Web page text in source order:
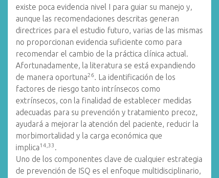
existe poca evidencia nivel I para guiar su manejo y,
aunque las recomendaciones descritas generan
directrices para el estudio futuro, varias de las mismas
no proporcionan evidencia suficiente como para
recomendar el cambio de la práctica clínica actual.
Afortunadamente, la literatura se está expandiendo
de manera oportuna26. La identificación de los
factores de riesgo tanto intrínsecos como
extrínsecos, con la finalidad de establecer medidas
adecuadas para su prevención y tratamiento precoz,
ayudará a mejorar la atención del paciente, reducir la
morbimortalidad y la carga económica que
implica14,33 .
Uno de los componentes clave de cualquier estrategia
de prevención de ISQ es el enfoque multidisciplinario,